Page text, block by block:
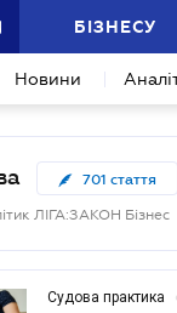
БІЗНЕСУ
Новини
701 стаття
ЛІГА:ЗАКОН Бізнес
Судова практика